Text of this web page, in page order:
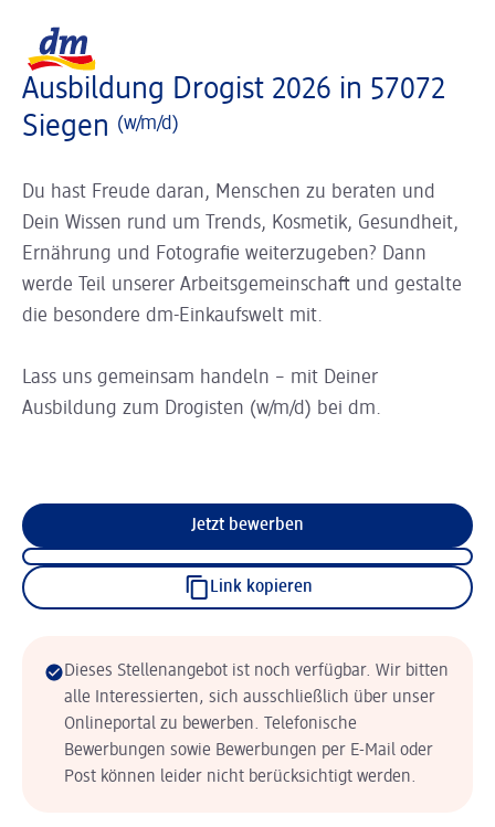
Ausbildung Drogist 2026 in 57072
Siegen (w/m/d)
Du hast Freude daran, Menschen zu beraten und
Dein Wissen rund um Trends, Kosmetik, Gesundheit,
Ernährung und Fotografie weiterzugeben? Dann
werde Teil unserer Arbeitsgemeinschaft und gestalte
die besondere dm-Einkaufswelt mit.
Lass uns gemeinsam handeln – mit Deiner
Ausbildung zum Drogisten (w/m/d) bei dm.
Jetzt bewerben
Link kopieren
Dieses Stellenangebot ist noch verfügbar. Wir bitten
alle Interessierten, sich ausschließlich über unser
Onlineportal zu bewerben. Telefonische
Bewerbungen sowie Bewerbungen per E-Mail oder
Post können leider nicht berücksichtigt werden.